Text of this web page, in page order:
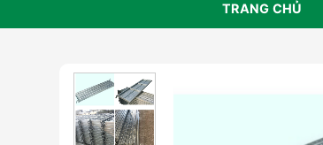
TRANG CHỦ